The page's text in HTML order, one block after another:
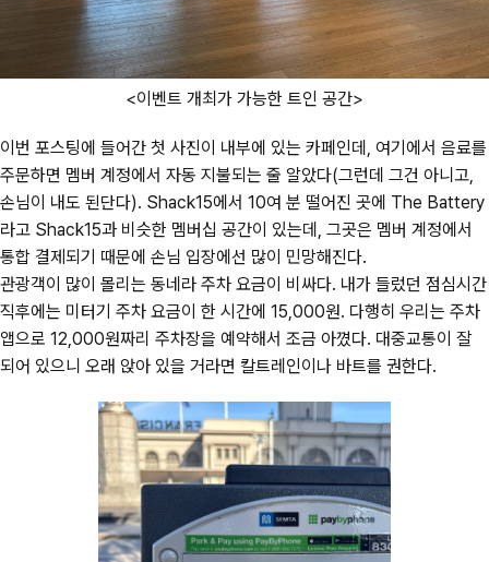
<이벤트 개최가 가능한 트인 공간>
이번 포스팅에 들어간 첫 사진이 내부에 있는 카페인데, 여기에서 음료를
주문하면 멤버 계정에서 자동 지불되는 줄 알았다(그런데 그건 아니고,
손님이 내도 된단다). Shack15에서 10여 분 떨어진 곳에 The Battery
라고 Shack15과 비슷한 멤버십 공간이 있는데, 그곳은 멤버 계정에서
통합 결제되기 때문에 손님 입장에선 많이 민망해진다.
관광객이 많이 몰리는 동네라 주차 요금이 비싸다. 내가 들렀던 점심시간
직후에는 미터기 주차 요금이 한 시간에 15,000원. 다행히 우리는 주차
앱으로 12,000원짜리 주차장을 예약해서 조금 아꼈다. 대중교통이 잘
되어 있으니 오래 앉아 있을 거라면 칼트레인이나 바트를 권한다.